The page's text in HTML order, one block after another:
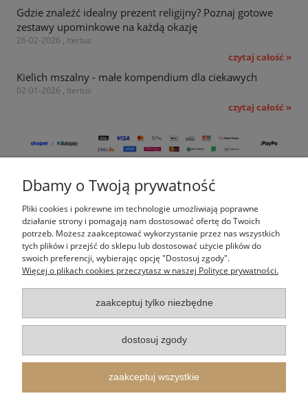
Gdzie znaleźć idealny prezent religijny? Poznaj gotowe
zestawy upominkowe na każdą okazję
26-02-2026 , Itertus
czytaj całość »
Kielich mszalny - małe kompendium dla ciekawych
02-01-2026 , Itertus
czytaj całość »
Pomoc
Moje konto
Płatności i dostawa
Informacje
O nas
Indeks kategorii
Itertus Piotr Cieślik| Kalinowa 14, 43-340 Kozy, woj. śląskie | E-mail:
Dbamy o Twoją prywatność
Pliki cookies i pokrewne im technologie umożliwiają poprawne
działanie strony i pomagają nam dostosować ofertę do Twoich
potrzeb. Możesz zaakceptować wykorzystanie przez nas wszystkich
tych plików i przejść do sklepu lub dostosować użycie plików do
swoich preferencji, wybierając opcję "Dostosuj zgody".
Więcej o plikach cookies przeczytasz w naszej Polityce prywatności.
zaakceptuj tylko niezbędne
dostosuj zgody
zaakceptuj wszystkie